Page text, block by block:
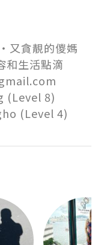
又貪靚的儍媽
和生活點滴
(Level 8)